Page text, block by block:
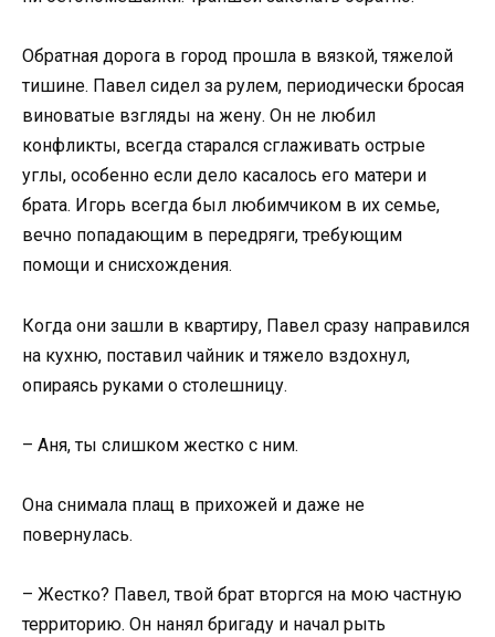
Обратная дорога в город прошла в вязкой, тяжелой
тишине. Павел сидел за рулем, периодически бросая
виноватые взгляды на жену. Он не любил
конфликты, всегда старался сглаживать острые
углы, особенно если дело касалось его матери и
брата. Игорь всегда был любимчиком в их семье,
вечно попадающим в передряги, требующим
помощи и снисхождения.
Когда они зашли в квартиру, Павел сразу направился
на кухню, поставил чайник и тяжело вздохнул,
опираясь руками о столешницу.
– Аня, ты слишком жестко с ним.
Она снимала плащ в прихожей и даже не
повернулась.
– Жестко? Павел, твой брат вторгся на мою частную
территорию. Он нанял бригаду и начал рыть